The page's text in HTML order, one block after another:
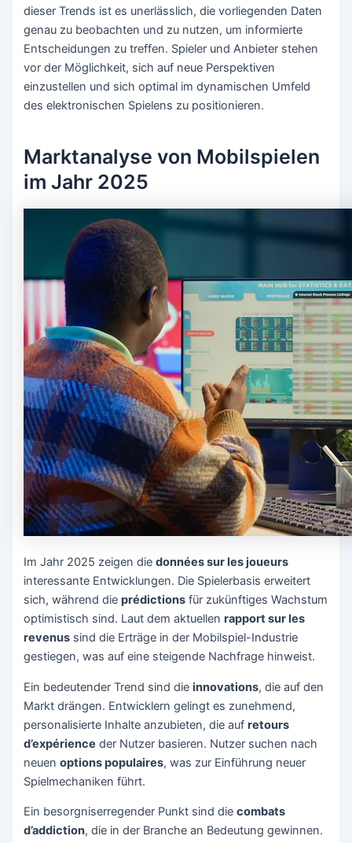
dieser Trends ist es unerlässlich, die vorliegenden Daten
genau zu beobachten und zu nutzen, um informierte
Entscheidungen zu treffen. Spieler und Anbieter stehen
vor der Möglichkeit, sich auf neue Perspektiven
einzustellen und sich optimal im dynamischen Umfeld
des elektronischen Spielens zu positionieren.
Marktanalyse von Mobilspielen
im Jahr 2025
Im Jahr 2025 zeigen diedonnées sur les joueurs
interessante Entwicklungen. Die Spielerbasis erweitert
sich, während dieprédictions für zukünftiges Wachstum
optimistisch sind. Laut dem aktuellenrapport sur les
revenus sind die Erträge in der Mobilspiel-Industrie
gestiegen, was auf eine steigende Nachfrage hinweist.
Ein bedeutender Trend sind dieinnovations, die auf den
Markt drängen. Entwicklern gelingt es zunehmend,
personalisierte Inhalte anzubieten, die aufretours
d’expérience der Nutzer basieren. Nutzer suchen nach
neuenoptions populaires, was zur Einführung neuer
Spielmechaniken führt.
Ein besorgniserregender Punkt sind diecombats
d’addiction, die in der Branche an Bedeutung gewinnen.